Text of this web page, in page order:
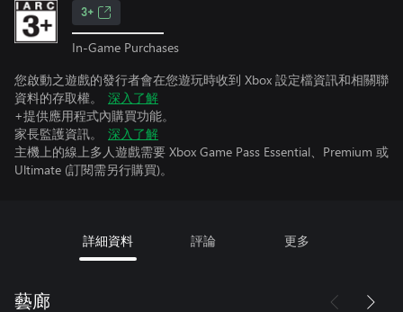
3+
In-Game Purchases
您啟動之遊戲的發行者會在您遊玩時收到 Xbox 設定檔資訊和相關聯
資料的存取權。
深入了解
+提供應用程式內購買功能。
家長監護資訊。
深入了解
主機上的線上多人遊戲需要 Xbox Game Pass Essential、Premium 或
Ultimate (訂閱需另行購買)。
詳細資料 評論 更多
藝廊